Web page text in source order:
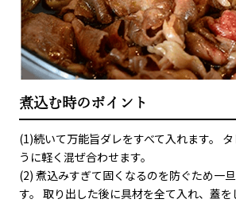
煮込む時のポイント
(1)続いて万能旨ダレをすべて入れます。
うに軽く混ぜ合わせます。
(2) 煮込みすぎて固くなるのを防ぐため一
す。 取り出した後に具材を全て入れ、蓋を